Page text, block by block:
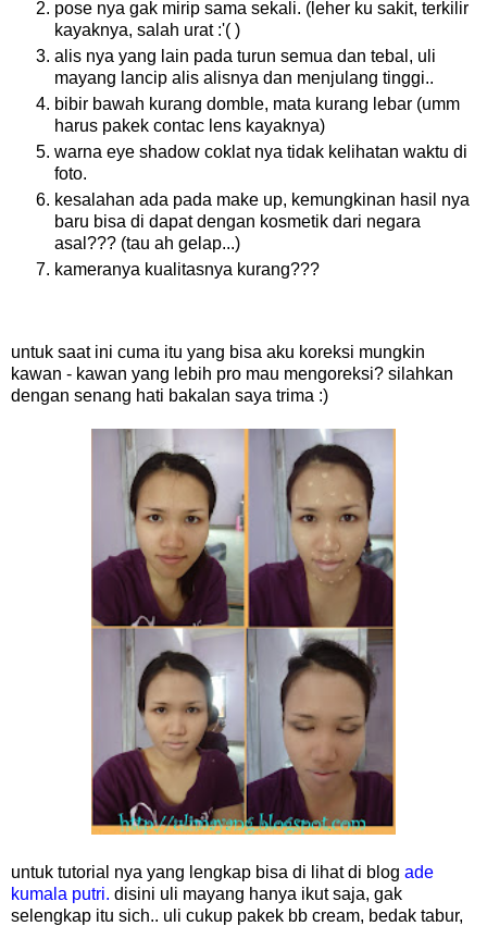
pose nya gak mirip sama sekali. (leher ku sakit, terkilir
kayaknya, salah urat :'( )
alis nya yang lain pada turun semua dan tebal, uli
mayang lancip alis alisnya dan menjulang tinggi..
bibir bawah kurang domble, mata kurang lebar (umm
harus pakek contac lens kayaknya)
warna eye shadow coklat nya tidak kelihatan waktu di
foto.
kesalahan ada pada make up, kemungkinan hasil nya
baru bisa di dapat dengan kosmetik dari negara
asal??? (tau ah gelap...)
kameranya kualitasnya kurang???
untuk saat ini cuma itu yang bisa aku koreksi mungkin
kawan - kawan yang lebih pro mau mengoreksi? silahkan
dengan senang hati bakalan saya trima :)
untuk tutorial nya yang lengkap bisa di lihat di blog ade
kumala putri. disini uli mayang hanya ikut saja, gak
selengkap itu sich.. uli cukup pakek bb cream, bedak tabur,